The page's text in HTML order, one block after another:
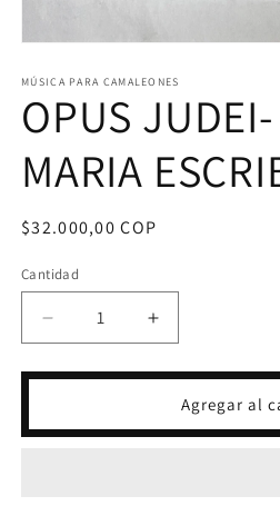
multimedia
en
una
modal
MÚSICA PARA CAMALEONES
OPUS
MARIA
Precio
$32.000,00 COP
Cantidad
Reducir
cantidad
para
JOSE
Aumentar
cantidad
para
OPUS
JUDEI-
JOSE
Agregar al